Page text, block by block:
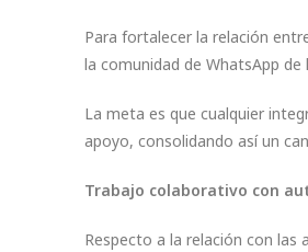
Para fortalecer la relación
la comunidad de WhatsApp
La meta es que cualquier
apoyo, consolidando así un
Trabajo colaborativo con
Respecto a la relación con